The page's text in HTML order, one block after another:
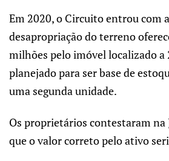
Em 2020, o Circuito entrou com
desapropriação do terreno
milhões pelo imóvel localizado a
planejado para ser base de
uma segunda unidade.
Os proprietários contestaram na
que o valor correto pelo ativo